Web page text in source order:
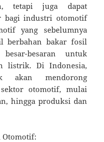
tetapi juga dapat
bagi industri otomotif
yang sebelumnya
berbahan bakar fosil
besaran untuk
listrik. Di Indonesia,
akan mendorong
otomotif, mulai
hingga produksi dan
Otomotif: